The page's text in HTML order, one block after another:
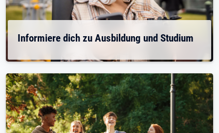
Informiere dich zu Ausbildung und Studium